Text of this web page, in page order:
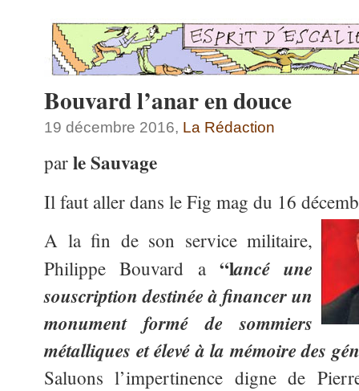
Bouvard l’anar en douce
19 décembre 2016, La Rédaction
parle Sauvage
Il faut aller dans le Fig mag du 16
A la fin de son service militaire,
Philippe Bouvard a “lancé une
souscription destinée à financer un
monument formé de sommiers
métalliques et élevé à la mémoire des
Saluons l’impertinence digne de